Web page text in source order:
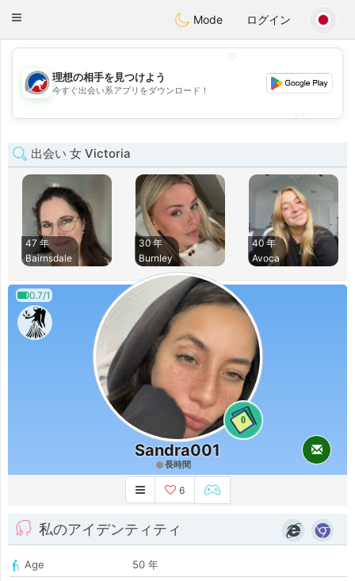
AustraliaChat
Toggle
Mode ログイン
💖
💕
理想の相手を見つけよう
今すぐ出会い系アプリをダウンロード！
出会い 女 Victoria
47 年
Bairnsdale
30 年
Burnley
40 年
Avoca
0.7/1
0
Sandra001
長時間
6
私のアイデンティティ
Age
50 年